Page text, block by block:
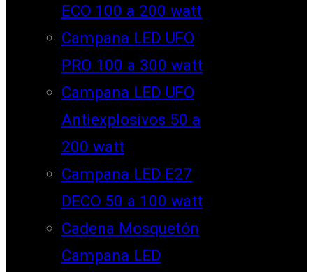
ECO 100 a 200 watt
Campana LED UFO
PRO 100 a 300 watt
Campana LED UFO
Antiexplosivos 50 a
200 watt
Campana LED E27
DECO 50 a 100 watt
Cadena Mosquetón
Campana LED